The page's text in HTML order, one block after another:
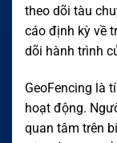
theo dõi tàu
cáo định kỳ về
dõi hành trình
GeoFencing là
hoạt động.
quan tâm trên